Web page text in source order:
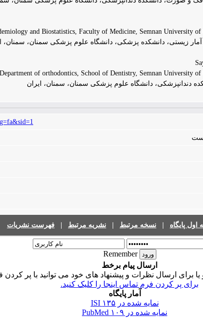
and Biostatistics, Faculty of Medicine, Semnan University of
و آمار زیستی، دانشکده پزشکی، دانشگاه علوم پزشکی سمنان، سمنان،
of orthodontics, School of Dentistry, Semnan University of
دندانپزشکی، دانشگاه علوم پزشکی سمنان، سمنان، ایران
پایگاه نسخه مرتبط نشریه مرتبط فهرست نشریات
Remember
ارسال پیام برخط
برای ارسال نظرات و پیشنهاد های خود می توانید با پر کردن
برای پر کردن فرم تماس اینجا را کلیک کنید.
آمار پایگاه
نمایه شده در ISI ۱۳۵
نمایه شده در PubMed ۱۰۹